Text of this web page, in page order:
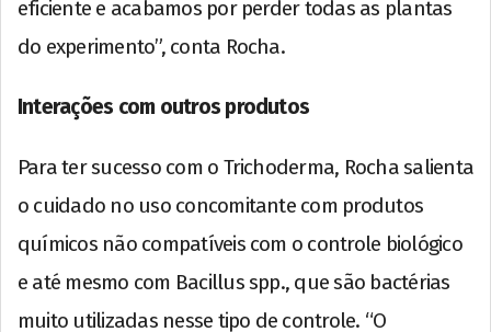
eficiente e acabamos por perder todas as plantas
do experimento”, conta Rocha.
Interações com outros produtos
Para ter sucesso com o Trichoderma, Rocha salienta
o cuidado no uso concomitante com produtos
químicos não compatíveis com o controle biológico
e até mesmo com Bacillus spp., que são bactérias
muito utilizadas nesse tipo de controle. “O